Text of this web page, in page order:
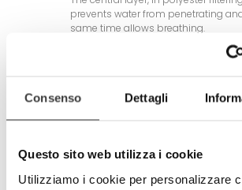
Consenso Dettagli
Questo sito web utilizza i cookie
Utilizziamo i cookie per personalizzare
prevents water from penetrating
same time allows breathing.
General characteristics of the
- Washable up to 60°C, up to 50
standards